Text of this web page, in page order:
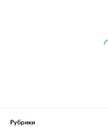
Рубрики